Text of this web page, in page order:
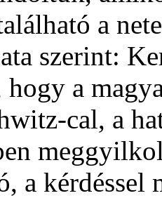
a
szerint:
a
cal, a
a kérdéssel